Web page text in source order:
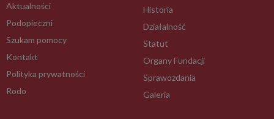
Aktualności
Podopieczni
Szukam pomocy
Kontakt
Polityka prywatności
Rodo
Historia
Działalność
Statut
Organy Fundacji
Sprawozdania
Galeria